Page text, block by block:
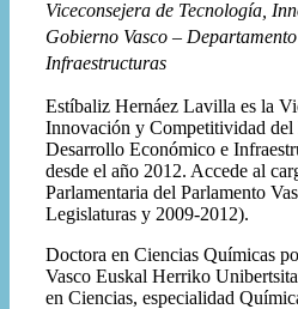
Viceconsejera de Tecnología,
Gobierno Vasco –
Infraestructuras
Estíbaliz Hernáez Lavilla es la
Innovación y Competitividad del
Desarrollo Económico e
desde el año 2012. Accede al
Parlamentaria del Parlamento
Legislaturas y 2009-2012).
Doctora en Ciencias Químicas
Vasco Euskal Herriko
en Ciencias, especialidad